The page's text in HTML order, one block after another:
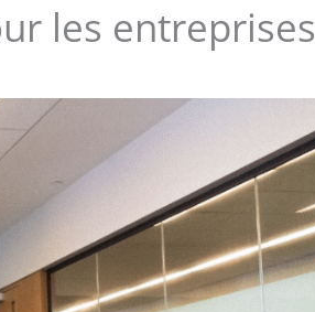
les entreprises